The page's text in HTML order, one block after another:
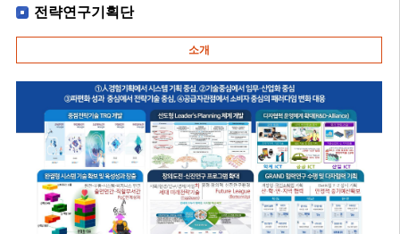
전략연구기획단
소개